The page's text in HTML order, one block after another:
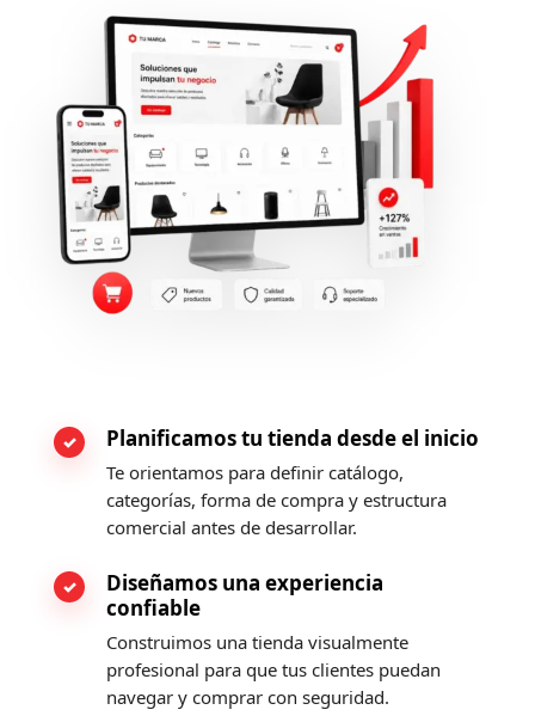
Planificamos tu tienda desde el inicio
Te orientamos para definir catálogo,
categorías, forma de compra y estructura
comercial antes de desarrollar.
Diseñamos una experiencia
confiable
Construimos una tienda visualmente
profesional para que tus clientes puedan
navegar y comprar con seguridad.